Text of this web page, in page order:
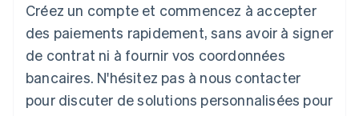
Créez un compte et commencez à accepter
des paiements rapidement, sans avoir à signer
de contrat ni à fournir vos coordonnées
bancaires. N'hésitez pas à nous contacter
pour discuter de solutions personnalisées pour
Lettonie
English
Liechtenstein
DeutschEnglish
Lituanie
Luxembourg